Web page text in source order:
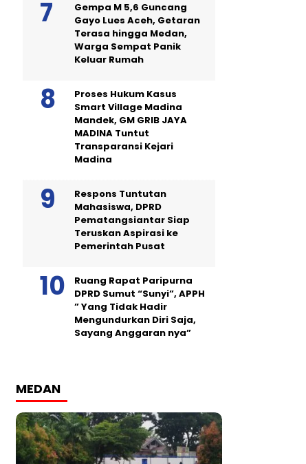
Gempa M 5,6 Guncang
Gayo Lues Aceh, Getaran
Terasa hingga Medan,
Warga Sempat Panik
Keluar Rumah
Proses Hukum Kasus
Smart Village Madina
Mandek, GM GRIB JAYA
MADINA Tuntut
Transparansi Kejari
Madina
Respons Tuntutan
Mahasiswa, DPRD
Pematangsiantar Siap
Teruskan Aspirasi ke
Pemerintah Pusat
Ruang Rapat Paripurna
DPRD Sumut “Sunyi”, APPH
” Yang Tidak Hadir
Mengundurkan Diri Saja,
Sayang Anggaran nya”
MEDAN